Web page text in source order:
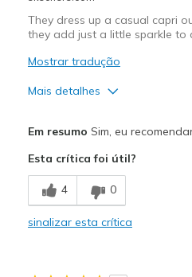
Travel
Width
Feels true
Sizing
They dress up a casual capri
they add just a little sparkle to
Mostrar tradução
Mais detalhes
Melhores utilizações
Casual Wear
Going Out
Em resumo Sim, eu
Esta crítica foi útil?
4 0
sinalizar esta crítica